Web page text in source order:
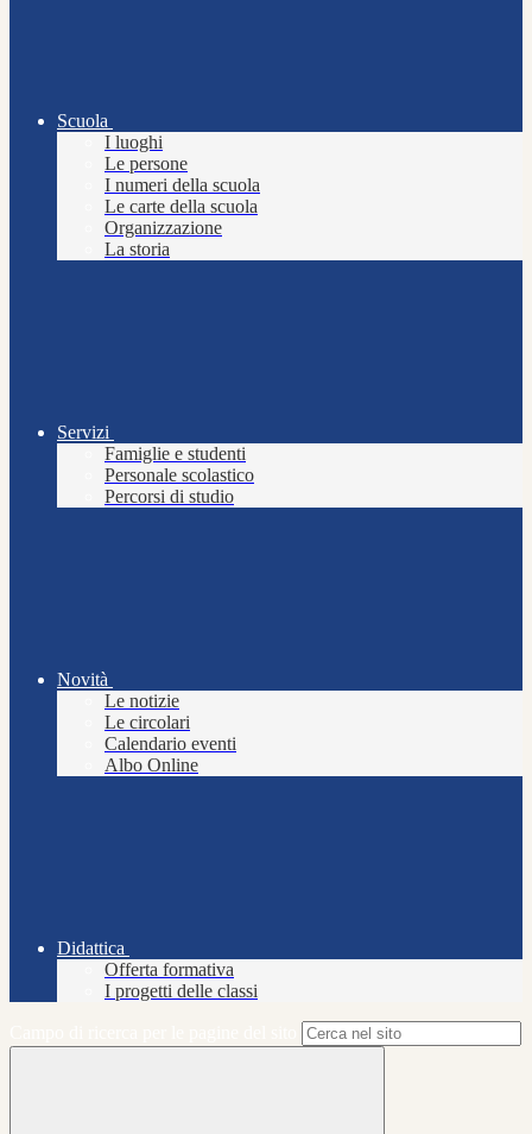
Scuola
I luoghi
Le persone
I numeri della scuola
Le carte della scuola
Organizzazione
La storia
Servizi
Famiglie e studenti
Personale scolastico
Percorsi di studio
Novità
Le notizie
Le circolari
Calendario eventi
Albo Online
Didattica
Offerta formativa
I progetti delle classi